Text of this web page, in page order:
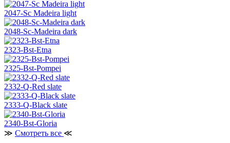
2047-Sc Madeira light
2048-Sc-Madeira dark
2323-Bst-Etna
2325-Bst-Pompei
2332-Q-Red slate
2333-Q-Black slate
2340-Bst-Gloria
≫ Смотреть все ≪